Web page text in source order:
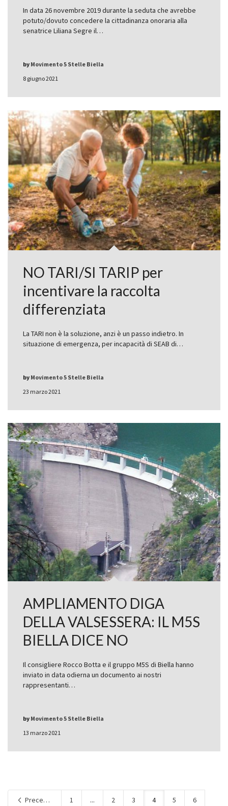
In data 26 novembre 2019 durante la seduta che avrebbe
potuto/dovuto concedere la cittadinanza onoraria alla
senatrice Liliana Segre il…
8 giugno 2021
by Movimento 5 Stelle Biella
NO TARI/SI TARIP per
incentivare la raccolta
differenziata
La TARI non è la soluzione, anzi è un passo indietro. In
situazione di emergenza, per incapacità di SEAB di…
23 marzo 2021
by Movimento 5 Stelle Biella
AMPLIAMENTO DIGA
DELLA VALSESSERA: IL M5S
BIELLA DICE NO
Il consigliere Rocco Botta e il gruppo M5S di Biella hanno
inviato in data odierna un documento ai nostri
rappresentanti…
13 marzo 2021
by Movimento 5 Stelle Biella
Precedente 1 ... 2 3 4 5 6